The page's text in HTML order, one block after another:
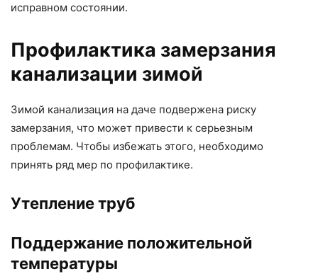
исправном состоянии.
Профилактика замерзания
канализации зимой
Зимой канализация на даче подвержена риску
замерзания, что может привести к серьезным
проблемам. Чтобы избежать этого, необходимо
принять ряд мер по профилактике.
Утепление труб
Поддержание положительной
температуры